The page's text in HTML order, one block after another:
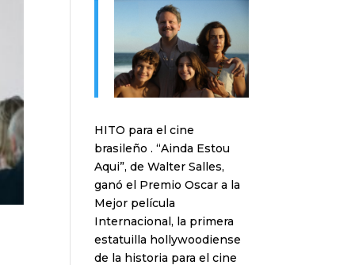
HITO para el cine
brasileño . “Ainda Estou
Aqui”, de Walter Salles,
ganó el Premio Oscar a la
Mejor película
Internacional, la primera
estatuilla hollywoodiense
de la historia para el cine